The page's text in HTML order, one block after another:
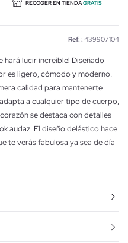
RECOGER EN TIENDAGRATIS
Ref. : 439907104
hará lucir increíble! Diseñado
es ligero, cómodo y moderno.
calidad para mantenerte
a cualquier tipo de cuerpo,
se destaca con detalles
audaz. El diseño delástico hace
te verás fabulosa ya sea de día